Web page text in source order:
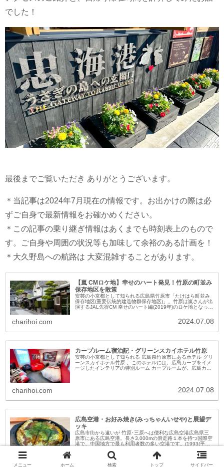
でした！
最後までご覧いただき ありがとうございます。
＊当記事は2024年7月現在の情報です。お出かけの際は必
ずご自身で最新情報をお確かめください。
＊この記事の乗り継ぎ情報はあくまでも時刻表上のもので
す。ご自身や周囲の状況等も加味して余裕のある計画を！
＊大久野島への航路は 大変混雑することがあります。
【嵐 CMロケ地】幸せのハート発見！竹原の町並み
保存地区を散策
安芸の小京都として知られる広島県竹原市「たけはら町並み
保存地区(重要伝統的建造物群保存地区)」。竹原は嵐さんが出
演するJAL先得CM 幸せのハート編(2019年)のロケ地となった
charihoi.com 2024.07.08
カープルーム宿泊記・グリーンスカイホテル竹原
安芸の小京都として知られる 広島県竹原市にあるホテル グリ
ーンスカイホテル竹原 。このホテルには、広島カープをイメ
ージしたインテリアの特別ルーム カープルームが。広島カー
charihoi.com 2024.07.08
広島空港・お好み焼き(みっちゃんいせや)と展望デ
ッキ
広島市街から遠いが 竹原･三原へは便利な広島空港広島県三
原市にある広島空港。長さ3,000mの滑走路１本を持つ国際空
港で、中国地方で最も利用者数の多い空港です。(1993(平成
charihoi.com 2024.08.19
メニュー ホーム 検索 トップ サイドバー